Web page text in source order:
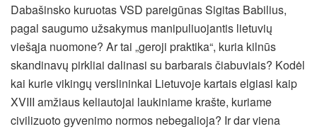
Dabašinsko kuruotas VSD pareigūnas Sigitas Babilius,
pagal saugumo užsakymus manipuliuojantis lietuvių
viešąja nuomone? Ar tai „geroji praktika“, kuria kilnūs
skandinavų pirkliai dalinasi su barbarais čiabuviais? Kodėl
kai kurie vikingų verslininkai Lietuvoje kartais elgiasi kaip
XVIII amžiaus keliautojai laukiniame krašte, kuriame
civilizuoto gyvenimo normos nebegalioja? Ir dar viena